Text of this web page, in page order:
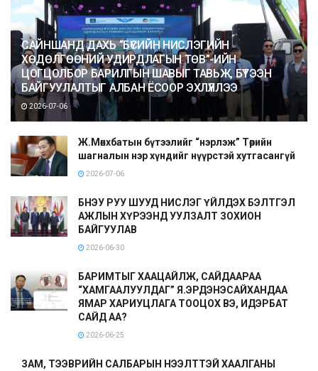
САЙНШАНД ДАХЬ “БҮСИЙН НИСЛЭГИЙН
ХӨДӨЛГӨӨНИЙ УДИРДЛАГЫН ТӨВ”-ИЙН
ЦОГЦОЛБОР БАРИЛГЫН ШАВЫГ ТАВЬЖ, БҮТЭЭН
БАЙГУУЛАЛТЫГ АЛБАН ЁСООР ЭХЛҮҮЛЛЭЭ
2026-07-06
Ж.Мөнхбатын бүтээлийг “нэрлэж” Төрийн
шагналын нэр хүндийг нүүрстэй хутгасангүй
2026-07-06
БНЭУ РУУ ШУУД НИСЛЭГ ҮЙЛДЭХ БЭЛТГЭЛ
АЖЛЫН ХҮРЭЭНД УУЛЗАЛТ ЗОХИОН
БАЙГУУЛАВ
2026-06-30
БАРИМТЫГ ХААЦАЙЛЖ, САЙДААРАА
“ХАМГААЛУУЛДАГ” Я.ЭРДЭНЭСАЙХАНДАА
ЯМАР ХАРИУЦЛАГА ТООЦОХ ВЭ, ИДЭРБАТ
САЙД АА?
2026-06-25
ЗАМ, ТЭЭВРИЙН САЛБАРЫН НЭЭЛТТЭЙ ХААЛГАНЫ